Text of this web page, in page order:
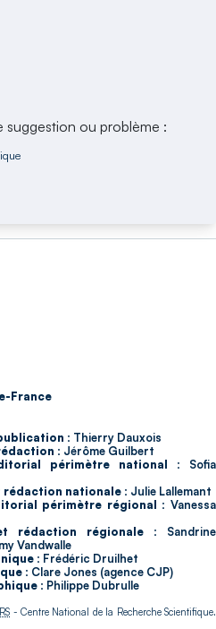
ou problème :
France
: Thierry Dauxois
: Jérôme Guilbert
périmètre national : Sofia
nationale : Julie Lallemant
périmètre régional : Vanessa
rédaction régionale : Sandrine
Vandwalle
: Frédéric Druilhet
: Clare Jones (agence CJP)
: Philippe Dubrulle
- Centre National de la Recherche Scientifique.